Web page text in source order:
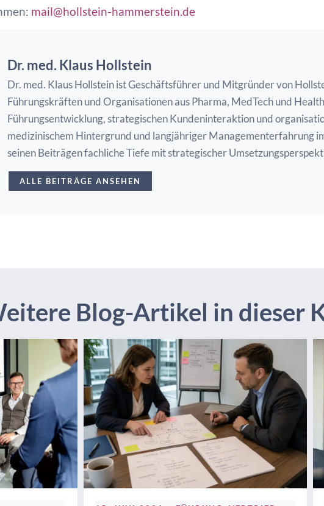
mail@hollstein-hammerstein.de
Dr. med. Klaus Hollstein
Dr. med. Klaus Hollstein ist Geschäftsführer und Mitgründer von
Führungskräften und Organisationen aus Pharma, MedTech und
Führungsentwicklung, strategischen Kundeninteraktion und
medizinischem Hintergrund und langjähriger Managementerfahrung
seinen Beiträgen fachliche Tiefe mit strategischer
ALLE BEITRÄGE ANSEHEN
Blog-Artikel in dieser